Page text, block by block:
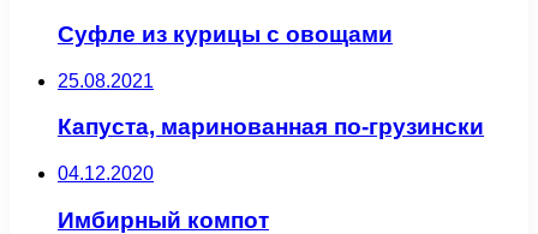
Суфле из курицы с овощами
25.08.2021
Капуста, маринованная по-грузински
04.12.2020
Имбирный компот